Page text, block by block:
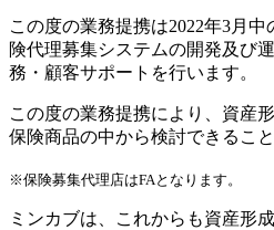
この度の業務提携は2022年3月
険代理募集システムの開発及び
務・顧客サポートを行います。
この度の業務提携により、資産
保険商品の中から検討できるこ
※保険募集代理店はFAとなります。
ミンカブは、これからも資産形